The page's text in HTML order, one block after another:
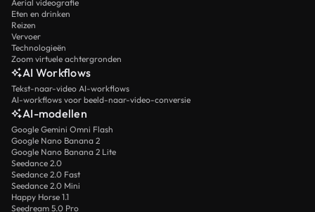
Aerial videografie
Eten en drinken
Reizen
Vervoer
Technologieën
Zoom virtuele achtergronden
AI Workflows
Tekst-naar-video AI-workflows
AI-workflows voor beeld-naar-video-conversie
AI-modellen
Google Gemini Omni Flash
Google Nano Banana 2
Google Nano Banana 2 Lite
Seedance 2.0
Seedance 2.0 Fast
Seedance 2.0 Mini
Happy Horse 1.1
Seedream 5.0 Pro